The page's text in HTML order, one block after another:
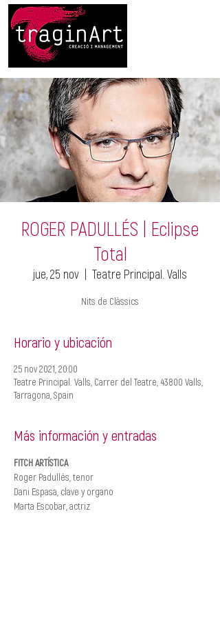
ROGER PADULLÉS | Eclipse
Total
jue, 25 nov
  |
Teatre Principal. Valls
Nits de Clàssics
Horario y ubicación
25 nov 2021, 20:00
Teatre Principal. Valls, Carrer del Teatre, 43800 Valls,
Tarragona, Spain
Más información y entradas
FITCH ARTÍSTICA
Roger Padullés, tenor
Dani Espasa, clave y organo
Marta Escobar, actriz